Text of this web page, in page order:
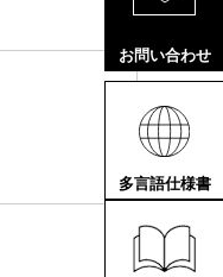
お問い合わせ
多言語仕様書